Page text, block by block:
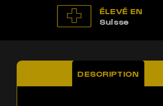
ÉLEVÉ EN
Suisse
DESCRIPTION